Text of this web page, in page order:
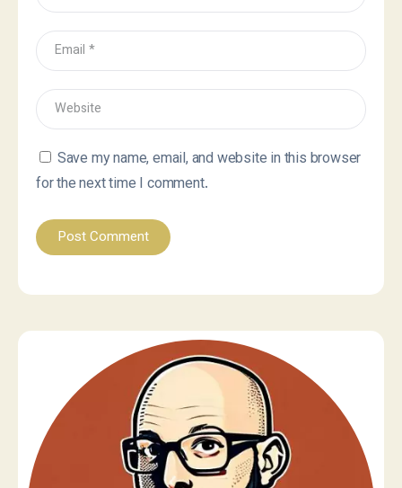
Save my name, email, and website in this browser
for the next time I comment.